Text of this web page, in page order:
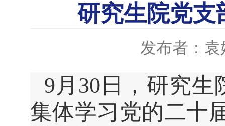
研究生院党支
发布者：袁
9月30日，研究生
集体学习党的二十